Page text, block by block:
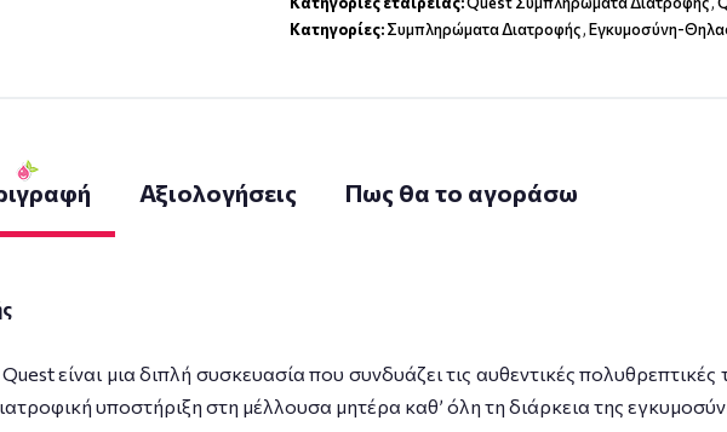
Κατηγορίες:Συμπληρώματα Διατροφής,Εγκυμοσύνη-
Αξιολογήσεις Πως θα το αγοράσω
είναι μια διπλή συσκευασία που συνδυάζει τις αυθεντικές
υποστήριξη στη μέλλουσα μητέρα καθ’ όλη τη διάρκεια της